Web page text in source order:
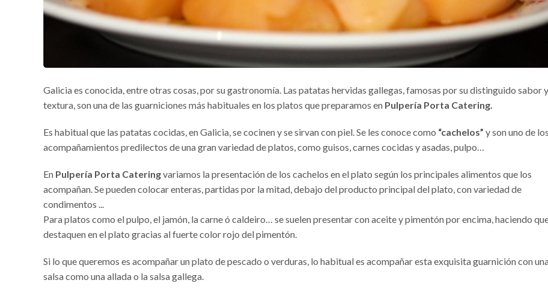
Galicia es conocida, entre otras cosas, por su gastronomía. Las patatas hervidas gallegas, famosas por su distinguido sabor y
textura, son una de las guarniciones más habituales en los platos que preparamos en Pulpería Porta Catering.
Es habitual que las patatas cocidas, en Galicia, se cocinen y se sirvan con piel. Se les conoce como “cachelos” y son uno de los
acompañamientos predilectos de una gran variedad de platos, como guisos, carnes cocidas y asadas, pulpo…
En Pulpería Porta Cateringvariamos la presentación de los cachelos en el plato según los principales alimentos que los
acompañan. Se pueden colocar enteras, partidas por la mitad, debajo del producto principal del plato, con variedad de
condimentos ...
Para platos como el pulpo, el jamón, la carne ó caldeiro… se suelen presentar con aceite y pimentón por encima, haciendo
destaquen en el plato gracias al fuerte color rojo del pimentón.
Si lo que queremos es acompañar un plato de pescado o verduras, lo habitual es acompañar esta exquisita guarnición con
salsa como una allada o la salsa gallega.